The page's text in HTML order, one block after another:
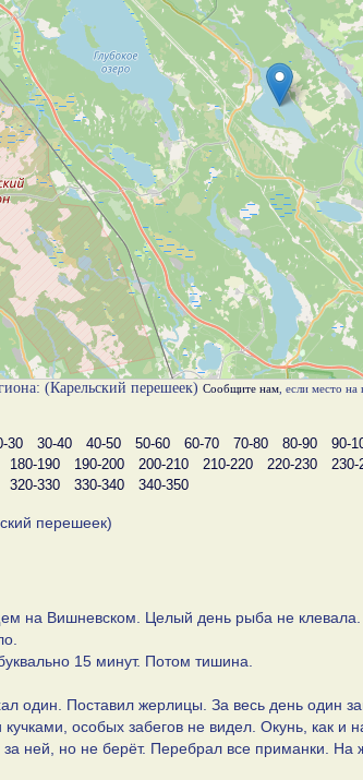
(Карельский перешеек) Сообщите нам , если место
30 30-40 40-50 50-60 60-70 70-80 80-90 90-
180-190 190-200 200-210 210-220 220-230 230-
320-330 330-340 340-350
перешеек)
на Вишневском. Целый день рыба не клевала.
15 минут. Потом тишина.
один. Поставил жерлицы. За весь день один
особых забегов не видел. Окунь, как и
ней, но не берёт. Перебрал все приманки. На